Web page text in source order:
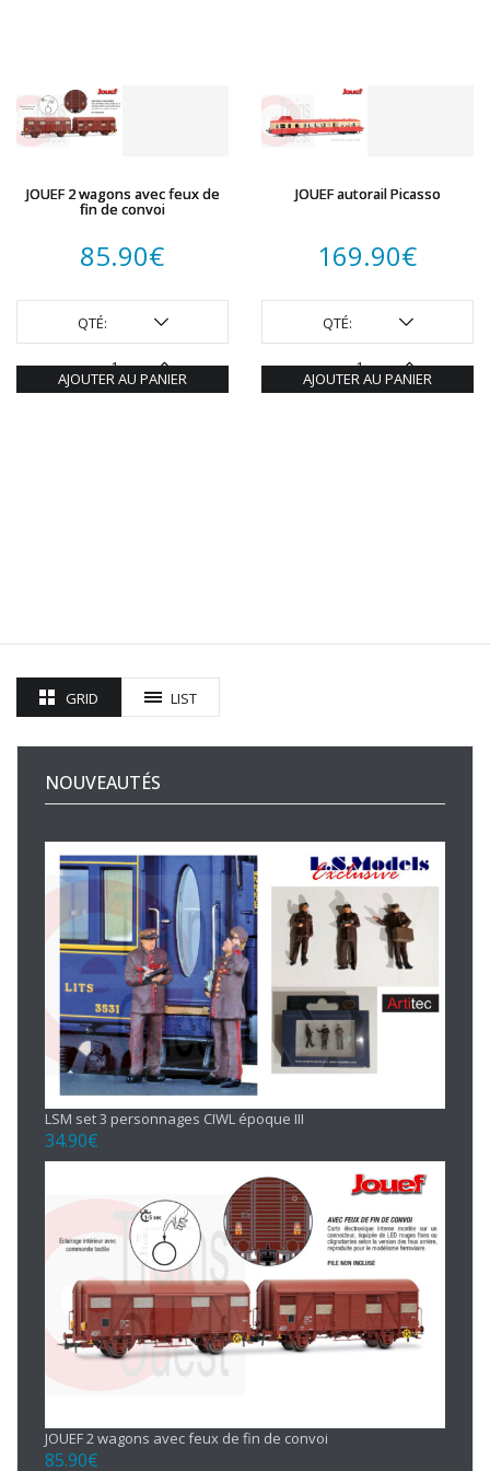
JOUEF 2 wagons avec feux de
fin de convoi
85.90€
QTÉ:
AJOUTER AU PANIER
JOUEF autorail Picasso
169.90€
QTÉ:
AJOUTER AU PANIER
GRID LIST
NOUVEAUTÉS
LSM set 3 personnages CIWL époque III
34.90€
JOUEF 2 wagons avec feux de fin de convoi
85.90€